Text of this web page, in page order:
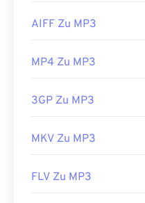
AIFF Zu MP3
MP4 Zu MP3
3GP Zu MP3
MKV Zu MP3
FLV Zu MP3